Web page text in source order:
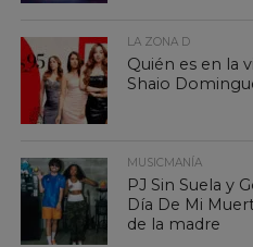
LA ZONA D
Quién es en la
Shaio
MUSICMANÍA
PJ Sin Suela y
Día De Mi
de la madre